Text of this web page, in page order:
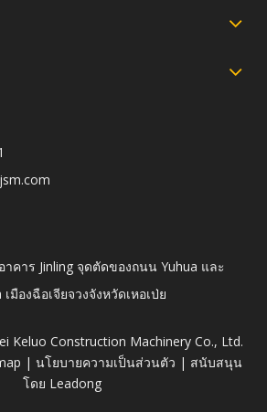
คาร Jinling จุดตัดของถนน Yuhua และ
มืองฉือเจียจวงจังหวัดเหอเป่ย
Keluo Construction Machinery Co., Ltd.
| นโยบายความเป็นส่วนตัว | สนับสนุน
โดย Leadong